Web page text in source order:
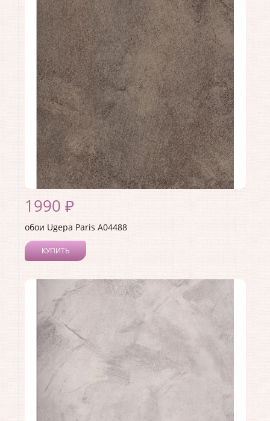
Длина рулона:10.05
Ширина рулона:0.53
Материал покрытия:Виниловое
Страна:Франция
Материал основы:Флизелин
Раппорт:<>
1990 ₽
обои Ugepa Paris A04488
КУПИТЬ
Коллекция:Paris
Длина рулона: 10.05
Ширина рулона:
Материал покрытия: Виниловое
Страна:Франция
Материал основы:
Флизелин
Раппорт: